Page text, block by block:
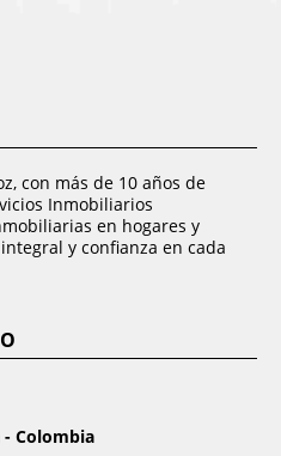
con más de 10 años de
Inmobiliarios
en hogares y
y confianza en cada
- Colombia